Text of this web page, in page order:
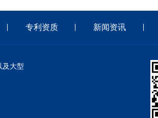
专利资质 新闻资讯
及大型